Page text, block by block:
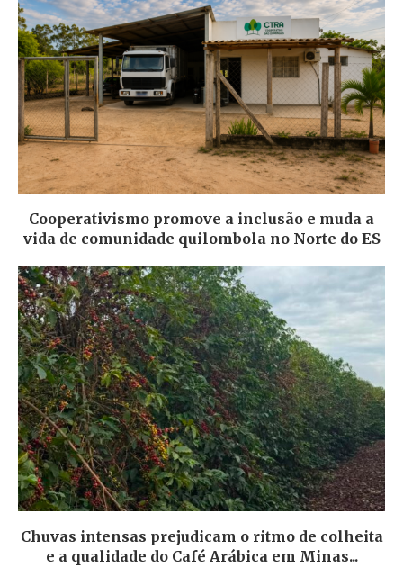
Cooperativismo promove a inclusão e muda a
vida de comunidade quilombola no Norte do ES
Chuvas intensas prejudicam o ritmo de colheita
e a qualidade do Café Arábica em Minas...